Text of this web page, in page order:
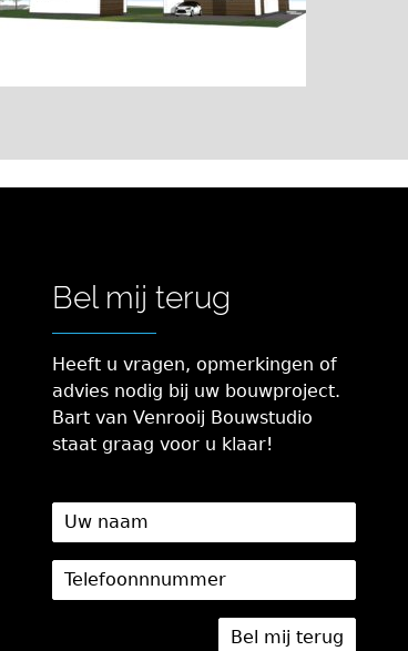
Bel mij terug
Heeft u vragen, opmerkingen of
advies nodig bij uw bouwproject.
Bart van Venrooij Bouwstudio
staat graag voor u klaar!